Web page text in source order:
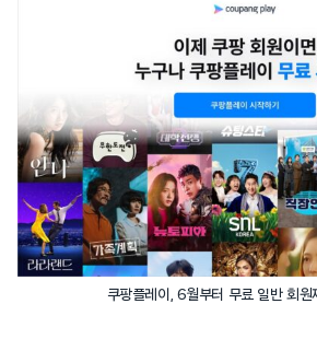
쿠팡플레이, 6월부터 무료 일반 회원